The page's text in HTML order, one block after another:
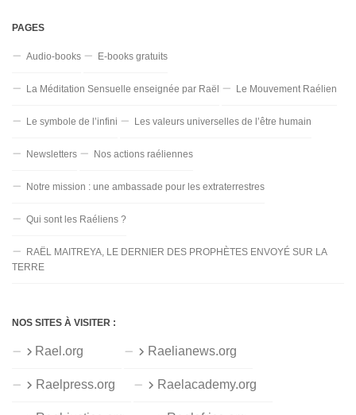
PAGES
Audio-books E-books gratuits
La Méditation Sensuelle enseignée par Raël Le Mouvement Raélien
Le symbole de l’infini Les valeurs universelles de l’être humain
Newsletters Nos actions raéliennes
Notre mission : une ambassade pour les extraterrestres
Qui sont les Raéliens ?
RAËL MAITREYA, LE DERNIER DES PROPHÈTES ENVOYÉ SUR LA
TERRE
NOS SITES À VISITER :
Rael.org Raelianews.org
Raelpress.org Raelacademy.org